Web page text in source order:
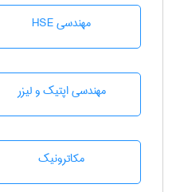
مهندسی HSE
مهندسی اپتیک و لیزر
مکاترونیک